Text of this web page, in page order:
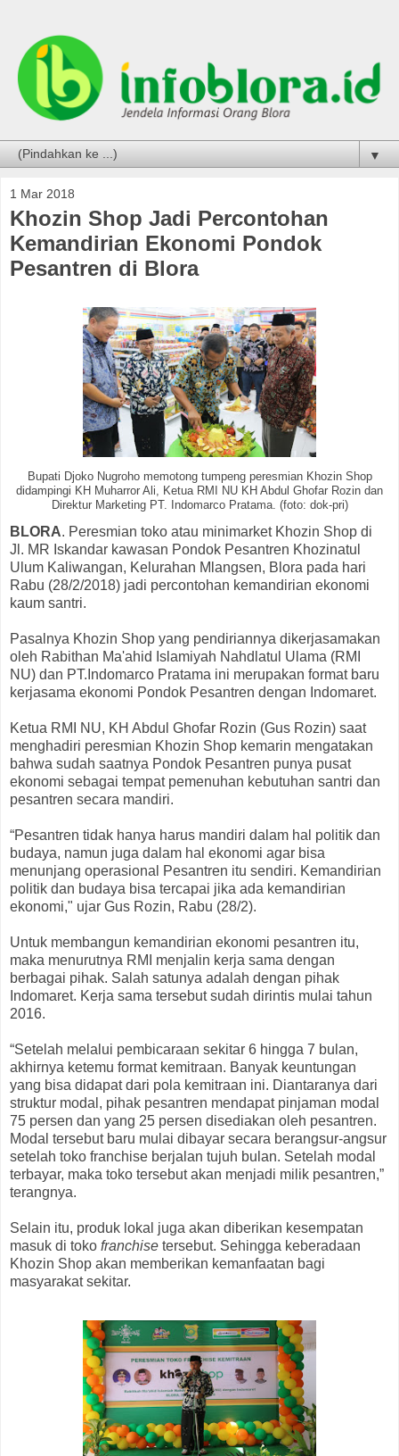
▼
1 Mar 2018
Khozin Shop Jadi Percontohan
Kemandirian Ekonomi Pondok
Pesantren di Blora
Bupati Djoko Nugroho memotong tumpeng peresmian Khozin Shop
didampingi KH Muharror Ali, Ketua RMI NU KH Abdul Ghofar Rozin dan
Direktur Marketing PT. Indomarco Pratama. (foto: dok-pri)
BLORA. Peresmian toko atau minimarket Khozin Shop di
Jl. MR Iskandar kawasan Pondok Pesantren Khozinatul
Ulum Kaliwangan, Kelurahan Mlangsen, Blora pada hari
Rabu (28/2/2018) jadi percontohan kemandirian ekonomi
kaum santri.
Pasalnya Khozin Shop yang pendiriannya dikerjasamakan
oleh Rabithan Ma'ahid Islamiyah Nahdlatul Ulama (RMI
NU) dan PT.Indomarco Pratama ini merupakan format baru
kerjasama ekonomi Pondok Pesantren dengan Indomaret.
Ketua RMI NU, KH Abdul Ghofar Rozin (Gus Rozin) saat
menghadiri peresmian Khozin Shop kemarin mengatakan
bahwa sudah saatnya Pondok Pesantren punya pusat
ekonomi sebagai tempat pemenuhan kebutuhan santri dan
pesantren secara mandiri.
“Pesantren tidak hanya harus mandiri dalam hal politik dan
budaya, namun juga dalam hal ekonomi agar bisa
menunjang operasional Pesantren itu sendiri. Kemandirian
politik dan budaya bisa tercapai jika ada kemandirian
ekonomi," ujar Gus Rozin, Rabu (28/2).
Untuk membangun kemandirian ekonomi pesantren itu,
maka menurutnya RMI menjalin kerja sama dengan
berbagai pihak. Salah satunya adalah dengan pihak
Indomaret. Kerja sama tersebut sudah dirintis mulai tahun
2016.
“Setelah melalui pembicaraan sekitar 6 hingga 7 bulan,
akhirnya ketemu format kemitraan. Banyak keuntungan
yang bisa didapat dari pola kemitraan ini. Diantaranya dari
struktur modal, pihak pesantren mendapat pinjaman modal
75 persen dan yang 25 persen disediakan oleh pesantren.
Modal tersebut baru mulai dibayar secara berangsur-angsur
setelah toko franchise berjalan tujuh bulan. Setelah modal
terbayar, maka toko tersebut akan menjadi milik pesantren,”
terangnya.
Selain itu, produk lokal juga akan diberikan kesempatan
masuk di toko franchise tersebut. Sehingga keberadaan
Khozin Shop akan memberikan kemanfaatan bagi
masyarakat sekitar.